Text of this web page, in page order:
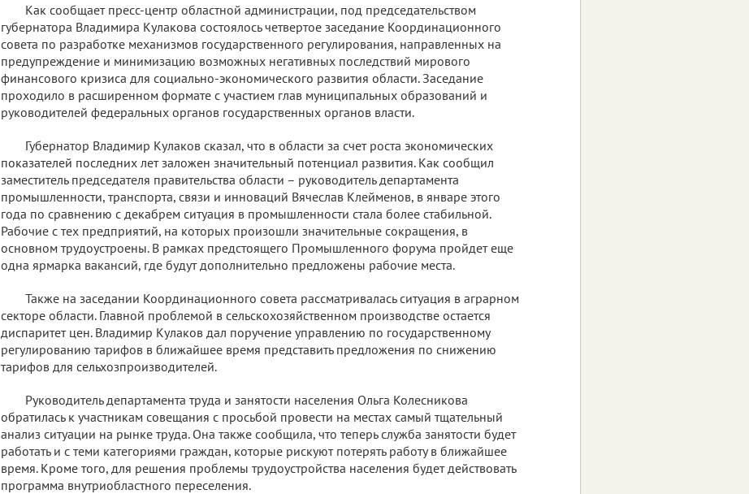
Как сообщает пресс-центр областной администрации, под председательством
губернатора Владимира Кулакова состоялось четвертое заседание Координационного
совета по разработке механизмов государственного регулирования, направленных на
предупреждение и минимизацию возможных негативных последствий мирового
финансового кризиса для социально-экономического развития области. Заседание
проходило в расширенном формате с участием глав муниципальных образований и
руководителей федеральных органов государственных органов власти.
Губернатор Владимир Кулаков сказал, что в области за счет роста экономических
показателей последних лет заложен значительный потенциал развития. Как сообщил
заместитель председателя правительства области – руководитель департамента
промышленности, транспорта, связи и инноваций Вячеслав Клейменов, в январе этого
года по сравнению с декабрем ситуация в промышленности стала более стабильной.
Рабочие с тех предприятий, на которых произошли значительные сокращения, в
основном трудоустроены. В рамках предстоящего Промышленного форума пройдет еще
одна ярмарка вакансий, где будут дополнительно предложены рабочие места.
Также на заседании Координационного совета рассматривалась ситуация в аграрном
секторе области. Главной проблемой в сельскохозяйственном производстве остается
диспаритет цен. Владимир Кулаков дал поручение управлению по государственному
регулированию тарифов в ближайшее время представить предложения по снижению
тарифов для сельхозпроизводителей.
Руководитель департамента труда и занятости населения Ольга Колесникова
обратилась к участникам совещания с просьбой провести на местах самый тщательный
анализ ситуации на рынке труда. Она также сообщила, что теперь служба занятости будет
работать и с теми категориями граждан, которые рискуют потерять работу в ближайшее
время. Кроме того, для решения проблемы трудоустройства населения будет действовать
программа внутриобластного переселения.